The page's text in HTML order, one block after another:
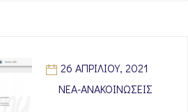
26 ΑΠΡΙΛΊΟΥ, 2021
ΝΈΑ-ΑΝΑΚΟΙΝΏΣΕΙΣ